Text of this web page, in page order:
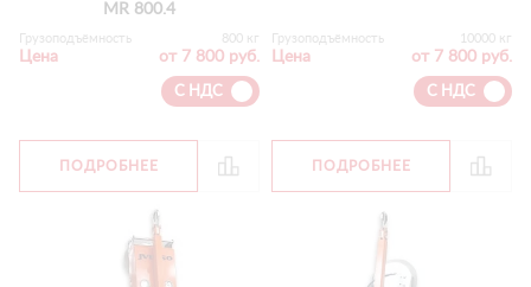
MR 800.4
Грузоподъёмность 800 кг
Цена от 7 800 руб.
С НДС
ПОДРОБНЕЕ
Грузоподъёмность 10000 кг
Цена от 7 800 руб.
С НДС
ПОДРОБНЕЕ